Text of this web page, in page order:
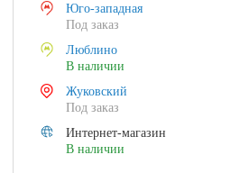
Юго-западная
Под заказ
Люблино
В наличии
Жуковский
Под заказ
Интернет-магазин
В наличии